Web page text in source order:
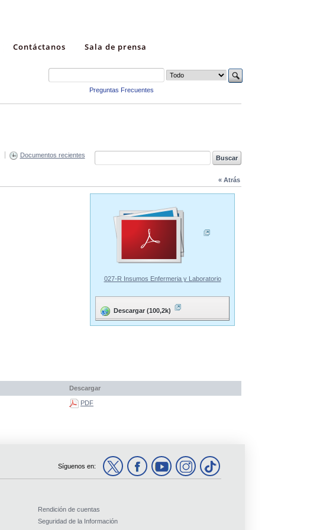
Contáctanos Sala de prensa
Preguntas Frecuentes
Documentos recientes
« Atrás
027-R Insumos Enfermeria y Laboratorio
Descargar (100,2k)
Descargar
PDF
Síguenos en:
Rendición de cuentas
Seguridad de la Información